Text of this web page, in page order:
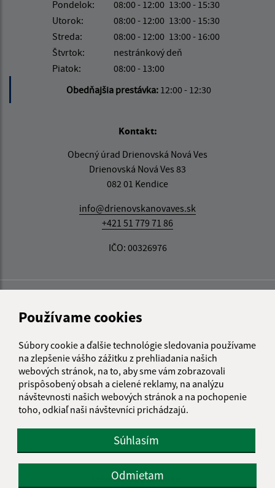
Používame cookies
Súbory cookie a ďalšie technológie sledovania používame
na zlepšenie vášho zážitku z prehliadania našich
webových stránok, na to, aby sme vám zobrazovali
prispôsobený obsah a cielené reklamy, na analýzu
návštevnosti našich webových stránok a na pochopenie
toho, odkiaľ naši návštevníci prichádzajú.
Súhlasím
Odmietam
Pondelok:
08:00 - 12:00 13:00 - 15:30
Utorok:
08:00 - 12:00 13:00 - 15:30
Streda:
08:00 - 12:00 13:00 - 16:00
Štvrtok:
nestránkový deň
Piatok:
08:00 - 13:00
Obedňajšia prestávka: 12:00 - 12:30
Kontakt:
Obecný úrad Drienovská Nová Ves
Drienovská Nová Ves 83
082 01 Kendice
info@drienovskanovaves.sk
+421 51 779 71 86
IČO: 00326976
Informácie o stránke: